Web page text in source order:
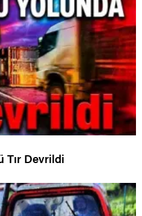
Tır Devrildi